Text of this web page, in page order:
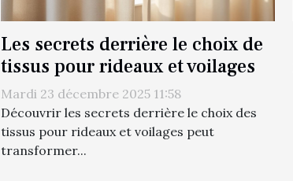
Les secrets derrière le choix de
tissus pour rideaux et voilages
Mardi 23 décembre 2025 11:58
Découvrir les secrets derrière le choix des
tissus pour rideaux et voilages peut
transformer...